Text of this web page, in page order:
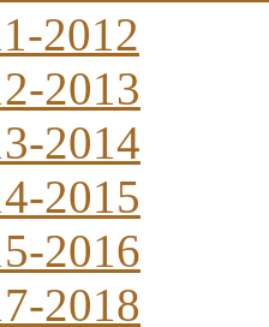
2012
2013
2014
2015
2016
2018